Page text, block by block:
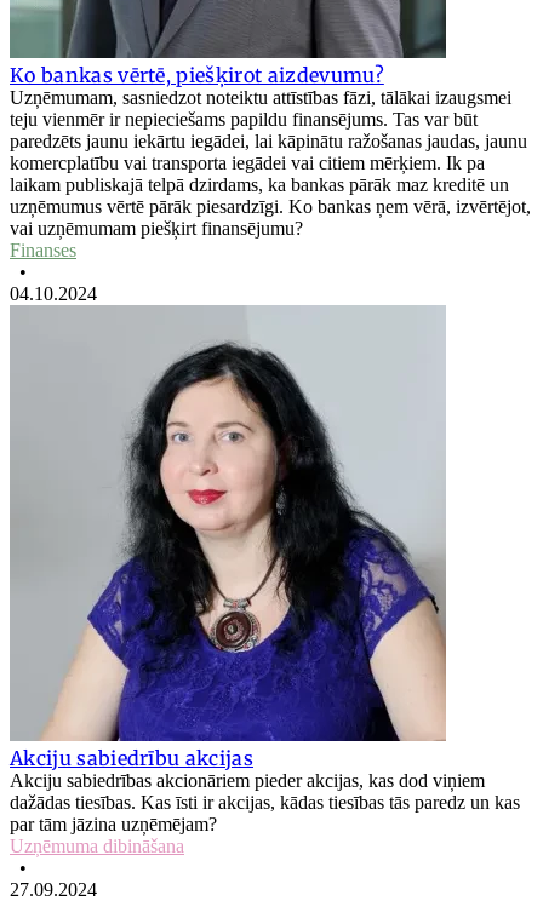
Ko bankas vērtē, piešķirot aizdevumu?
Uzņēmumam, sasniedzot noteiktu attīstības fāzi, tālākai izaugsmei
teju vienmēr ir nepieciešams papildu finansējums. Tas var būt
paredzēts jaunu iekārtu iegādei, lai kāpinātu ražošanas jaudas, jaunu
komercplatību vai transporta iegādei vai citiem mērķiem. Ik pa
laikam publiskajā telpā dzirdams, ka bankas pārāk maz kreditē un
uzņēmumus vērtē pārāk piesardzīgi. Ko bankas ņem vērā, izvērtējot,
vai uzņēmumam piešķirt finansējumu?
Finanses
•
04.10.2024
Akciju sabiedrību akcijas
Akciju sabiedrības akcionāriem pieder akcijas, kas dod viņiem
dažādas tiesības. Kas īsti ir akcijas, kādas tiesības tās paredz un kas
par tām jāzina uzņēmējam?
Uzņēmuma dibināšana
•
27.09.2024